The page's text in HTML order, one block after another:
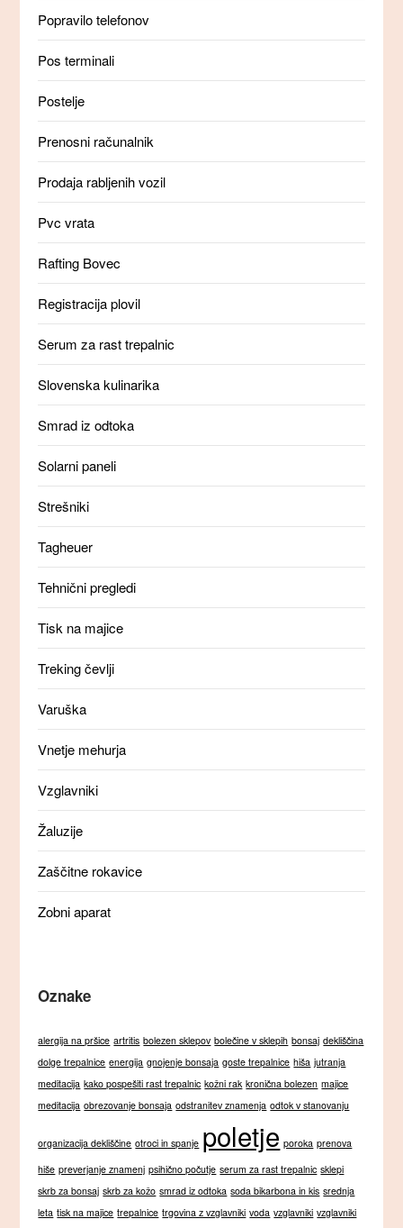
Popravilo telefonov
Pos terminali
Postelje
Prenosni računalnik
Prodaja rabljenih vozil
Pvc vrata
Rafting Bovec
Registracija plovil
Serum za rast trepalnic
Slovenska kulinarika
Smrad iz odtoka
Solarni paneli
Strešniki
Tagheuer
Tehnični pregledi
Tisk na majice
Treking čevlji
Varuška
Vnetje mehurja
Vzglavniki
Žaluzije
Zaščitne rokavice
Zobni aparat
Oznake
alergija na pršice artritis bolezen sklepov bolečine v sklepih bonsaj dekliščina
dolge trepalnice energija gnojenje bonsaja goste trepalnice hiša jutranja
meditacija kako pospešiti rast trepalnic kožni rak kronična bolezen majice
meditacija obrezovanje bonsaja odstranitev znamenja odtok v stanovanju
organizacija dekliščine otroci in spanje poletje poroka prenova
hiše preverjanje znamenj psihično počutje serum za rast trepalnic sklepi
skrb za bonsaj skrb za kožo smrad iz odtoka soda bikarbona in kis srednja
leta tisk na majice trepalnice trgovina z vzglavniki voda vzglavniki vzglavniki